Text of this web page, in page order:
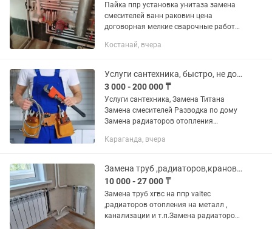
Пайка ппр установка унитаза замена
смесителей ванн раковин цена
договорная мелкие сварочные работы
сестемы отопление,замена стояков
фундамента...
Костанай, вчера
Услуги сантехника, быстро, не дорого.
3 000 - 200 000 ₸
Услуги сантехника, Замена Титана
Замена смесителей Разводка по дому
Замена радиаторов отопления
же работаем с вашим. Так же у нас
Караганда, вчера
Замена труб ,радиаторов,кранов, п/сушителей канализации и т.п.
10 000 - 27 000 ₸
Замена труб хгвс на ппр valtec
,радиаторов отопления на металл ,
канализации и т.п.Замена радиаторов